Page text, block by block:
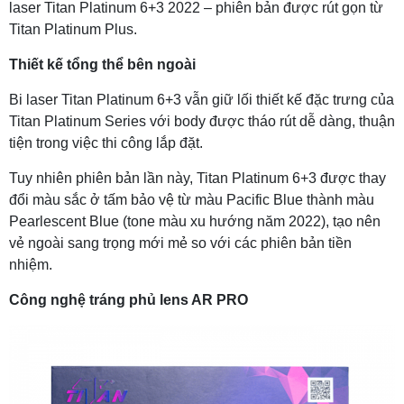
laser Titan Platinum 6+3 2022 – phiên bản được rút gọn từ
Titan Platinum Plus.
Thiết kế tổng thể bên ngoài
Bi laser Titan Platinum 6+3 vẫn giữ lối thiết kế đặc trưng của
Titan Platinum Series với body được tháo rút dễ dàng, thuận
tiện trong việc thi công lắp đặt.
Tuy nhiên phiên bản lần này, Titan Platinum 6+3 được thay
đổi màu sắc ở tấm bảo vệ từ màu Pacific Blue thành màu
Pearlescent Blue (tone màu xu hướng năm 2022), tạo nên
vẻ ngoài sang trọng mới mẻ so với các phiên bản tiền
nhiệm.
Công nghệ tráng phủ lens AR PRO